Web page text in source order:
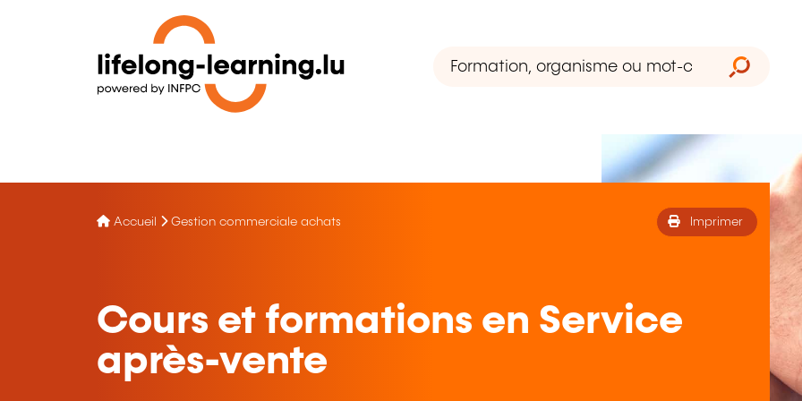
Accueil Gestion commerciale achats Imprimer
Cours et formations en Service
après-vente